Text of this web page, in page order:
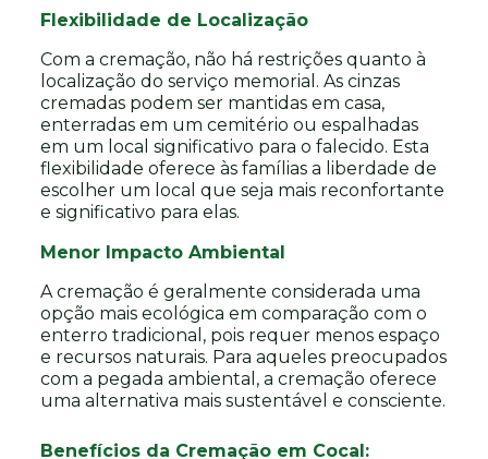
Flexibilidade de Localização
Com a cremação, não há restrições quanto à
localização do serviço memorial. As cinzas
cremadas podem ser mantidas em casa,
enterradas em um cemitério ou espalhadas
em um local significativo para o falecido. Esta
flexibilidade oferece às famílias a liberdade de
escolher um local que seja mais reconfortante
e significativo para elas.
Menor Impacto Ambiental
A cremação é geralmente considerada uma
opção mais ecológica em comparação com o
enterro tradicional, pois requer menos espaço
e recursos naturais. Para aqueles preocupados
com a pegada ambiental, a cremação oferece
uma alternativa mais sustentável e consciente.
Benefícios da Cremação em Cocal: